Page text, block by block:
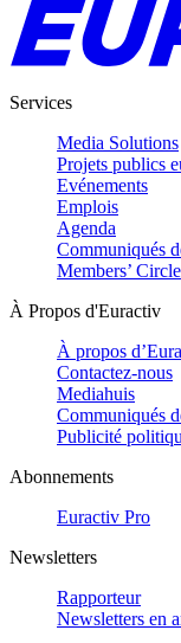
Services
Media Solutions
Projets publics
Evénements
Emplois
Agenda
Communiqués
Members’ Circle
À Propos d'Euractiv
À propos
Contactez-nous
Mediahuis
Communiqués
Publicité
Abonnements
Euractiv Pro
Newsletters
Rapporteur
Newsletters en